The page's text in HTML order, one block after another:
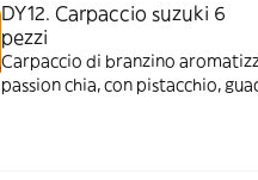
DY12. Carpaccio suzuki 6
pezzi
Carpaccio di branzino
passion chia, con pistacchio,